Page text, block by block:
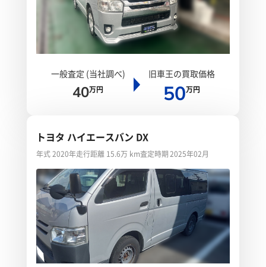
一般査定 (当社調べ)
40万円
旧車王の買取価格
50万円
トヨタ ハイエースバン DX
年式 2020年走行距離 15.6万 km査定時期 2025年02月